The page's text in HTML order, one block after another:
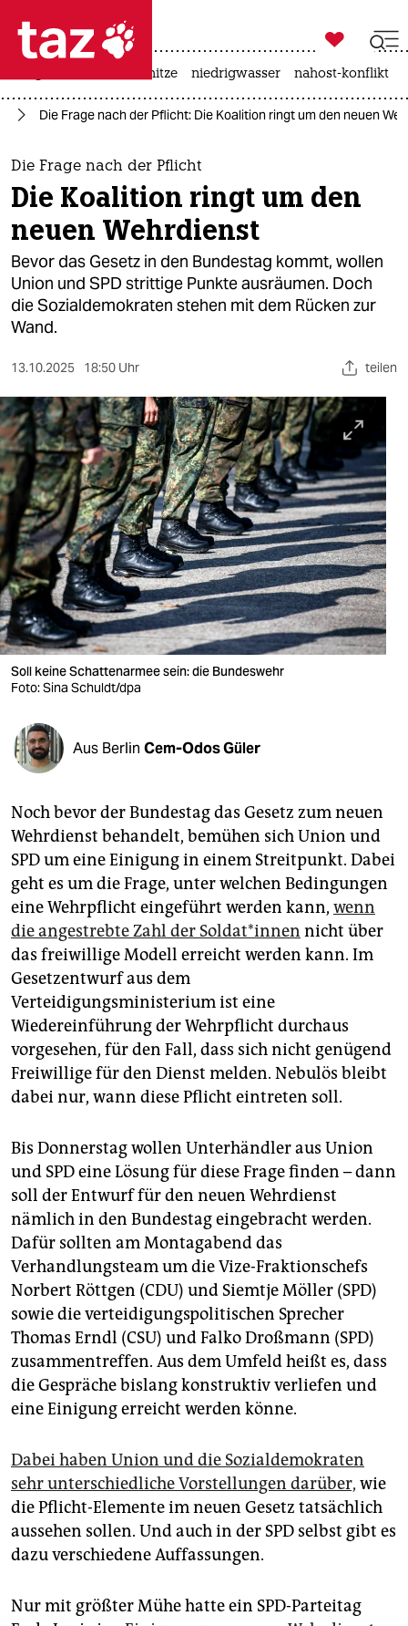
 taz zahl ich
taz zahl ich
themen
politik
öko
gesellschaft
kultur
sport
berlin
nord
wahrheit
verlag
verlag
veranstaltungen
shop
fragen & hilfe
abo
epaper login

taz zahl ich
hitze niedrigwasser nahost-konflikt
Die Frage nach der Pflicht: Die Koalition ringt um den neuen
Die Frage nach der Pflicht
Die Koalition ringt um den
neuen Wehrdienst
Bevor das Gesetz in den Bundestag kommt, wollen
Union und SPD strittige Punkte ausräumen. Doch
die Sozialdemokraten stehen mit dem Rücken zur
Wand.
13.10.2025 18:50 Uhr teilen
Soll keine Schattenarmee sein: die Bundeswehr
Foto: Sina Schuldt/dpa
Aus Berlin Cem-Odos Güler
Noch bevor der Bundestag das Gesetz zum neuen
Wehrdienst behandelt, bemühen sich Union und
SPD um eine Einigung in einem Streitpunkt. Dabei
geht es um die Frage, unter welchen Bedingungen
eine Wehrpflicht eingeführt werden kann, wenn
die angestrebte Zahl der Sol­da­t*in­nen nicht über
das freiwillige Modell erreicht werden kann. Im
Gesetzentwurf aus dem
Verteidigungsministerium ist eine
Wiedereinführung der Wehrpflicht durchaus
vorgesehen, für den Fall, dass sich nicht genügend
Freiwillige für den Dienst melden. Nebulös bleibt
dabei nur, wann diese Pflicht eintreten soll.
Bis Donnerstag wollen Unterhändler aus Union
und SPD eine Lösung für diese Frage finden – dann
soll der Entwurf für den neuen Wehrdienst
nämlich in den Bundestag eingebracht werden.
Dafür sollten am Montagabend das
Verhandlungsteam um die Vize-Fraktionschefs
Norbert Röttgen (CDU) und Siemtje Möller (SPD)
sowie die verteidigungspolitischen Sprecher
Thomas Erndl (CSU) und Falko Droßmann (SPD)
zusammentreffen. Aus dem Umfeld heißt es, dass
die Gespräche bislang konstruktiv verliefen und
eine Einigung erreicht werden könne.
Dabei haben Union und die Sozialdemokraten
sehr unterschiedliche Vorstellungen darüber, wie
die Pflicht-Elemente im neuen Gesetz tatsächlich
aussehen sollen. Und auch in der SPD selbst gibt es
dazu verschiedene Auffassungen.
Nur mit größter Mühe hatte ein SPD-Parteitag